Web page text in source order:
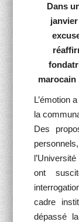
Dans
marocain
L’émotion
la
Des
ont
cadre
dépassé